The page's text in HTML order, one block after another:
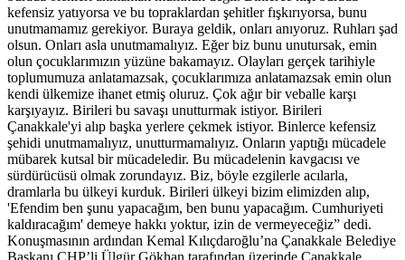
kefensiz yatıyorsa ve bu topraklardan şehitler fışkırıyorsa, bunu
unutmamamız gerekiyor. Buraya geldik, onları anıyoruz. Ruhları şad
olsun. Onları asla unutmamalıyız. Eğer biz bunu unutursak, emin
olun çocuklarımızın yüzüne bakamayız. Olayları gerçek tarihiyle
toplumumuza anlatamazsak, çocuklarımıza anlatamazsak emin olun
kendi ülkemize ihanet etmiş oluruz. Çok ağır bir veballe karşı
karşıyayız. Birileri bu savaşı unutturmak istiyor. Birileri
Çanakkale'yi alıp başka yerlere çekmek istiyor. Binlerce kefensiz
şehidi unutmamalıyız, unutturmamalıyız. Onların yaptığı mücadele
mübarek kutsal bir mücadeledir. Bu mücadelenin kavgacısı ve
sürdürücüsü olmak zorundayız. Biz, böyle ezgilerle acılarla,
dramlarla bu ülkeyi kurduk. Birileri ülkeyi bizim elimizden alıp,
'Efendim ben şunu yapacağım, ben bunu yapacağım. Cumhuriyeti
kaldıracağım' demeye hakkı yoktur, izin de vermeyeceğiz” dedi.
Konuşmasının ardından Kemal Kılıçdaroğlu’na Çanakkale Belediye